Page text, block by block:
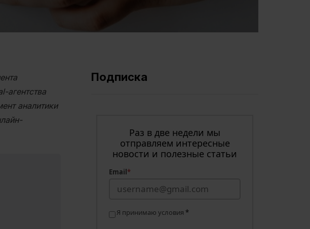
агентства
аналитики
Подписка
Раз в две недели мы
отправляем интересные
новости и полезные статьи
Email*
Я принимаю условия *